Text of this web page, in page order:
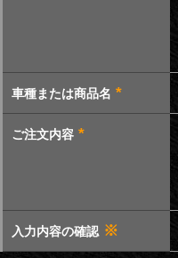
車種または商品名 *
ご注文内容 *
入力内容の確認 ※